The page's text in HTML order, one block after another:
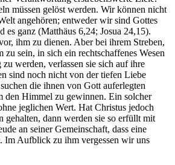
müssen gelöst werden. Wir können nicht
angehören; entweder wir sind Gottes
ganz (Matthäus 6,24; Josua 24,15).
ihm zu dienen. Aber bei ihrem Streben,
zu sein, in sich ein rechtschaffenes Wesen
werden, verlassen sie sich auf ihre
sind noch nicht von der tiefen Liebe
die ihnen von Gott auferlegten
den Himmel zu gewinnen. Ein solcher
jeglichen Wert. Hat Christus jedoch
gehalten, dann werden sie so erfüllt mit
an seiner Gemeinschaft, dass eine
Im Aufblick zu ihm vergessen wir uns